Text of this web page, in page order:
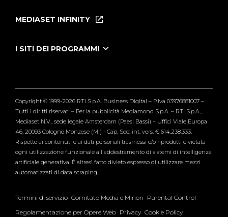
Le Iene Presentano Inside
Tutti i servizi
MEDIASET INFINITY
I SITI DEI PROGRAMMI
Verissimo
Copyright © 1999-2026 RTI S.p.A. Business Digital – P.Iva 03976881007 –
Tutti i diritti riservati – Per la pubblicità Mediamond S.p.A. – RTI S.p.A.,
Mediaset N.V., sede legale Amsterdam (Paesi Bassi) – Uffici Viale Europa
46, 20093 Cologno Monzese (MI) - Cap. Soc. int. vers. € 614.238.333.
Rispetto ai contenuti e ai dati personali trasmessi e/o riprodotti è vietata
ogni utilizzazione funzionale all'addestramento di sistemi di intelligenza
artificiale generativa. È altresì fatto divieto espresso di utilizzare mezzi
automatizzati di data scraping.
Termini di servizio Comitato Media e Minori Parental Control
Regolamentazione per Opere Web Privacy Cookie Policy